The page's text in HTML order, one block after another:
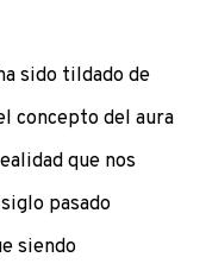
sido tildado de
concepto del aura
que nos
pasado
siendo